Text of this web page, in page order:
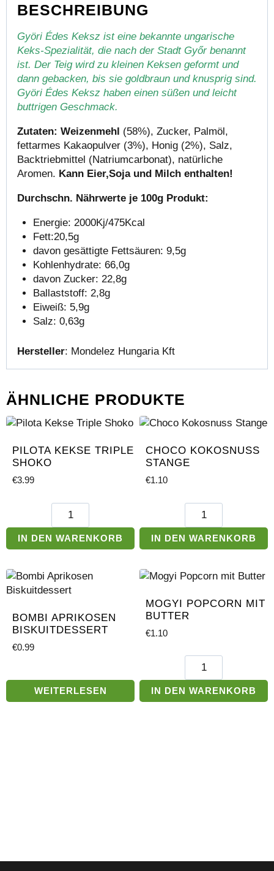
BESCHREIBUNG
Györi Édes Keksz ist eine bekannte ungarische
Keks-Spezialität, die nach der Stadt Győr benannt
ist. Der Teig wird zu kleinen Keksen geformt und
dann gebacken, bis sie goldbraun und knusprig sind.
Györi Édes Keksz haben einen süßen und leicht
buttrigen Geschmack.
Zutaten: Weizenmehl (58%), Zucker, Palmöl,
fettarmes Kakaopulver (3%), Honig (2%), Salz,
Backtriebmittel (Natriumcarbonat), natürliche
Aromen. Kann Eier,Soja und Milch enthalten!
Durchschn. Nährwerte je 100g Produkt:
Energie: 2000Kj/475Kcal
Fett:20,5g
davon gesättigte Fettsäuren: 9,5g
Kohlenhydrate: 66,0g
davon Zucker: 22,8g
Ballaststoff: 2,8g
Eiweiß: 5,9g
Salz: 0,63g
Hersteller: Mondelez Hungaria Kft
ÄHNLICHE PRODUKTE
PILOTA KEKSE TRIPLE
SHOKO
€3.99
Pilota
Triple
Shoko
IN DEN WARENKORB
CHOCO KOKOSNUSS
STANGE
€1.10
Choco
Stange
Menge
IN DEN WARENKORB
BOMBI APRIKOSEN
BISKUITDESSERT
€0.99
WEITERLESEN
MOGYI POPCORN MIT
BUTTER
€1.10
Mogyi
Popcorn
mit
Butter
IN DEN WARENKORB